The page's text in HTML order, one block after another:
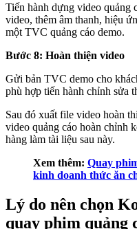
Tiến hành dựng video quảng
video, thêm âm thanh, hiệu
một TVC quảng cáo demo.
Bước 8: Hoàn thiện video
Gửi bản TVC demo cho
phù hợp tiến hành chỉnh sửa
Sau đó xuất file video hoàn
video quảng cáo hoàn chỉnh
hàng làm tài liệu sau này.
Xem thêm: Quay
kinh doanh thức ăn
Lý do nên chọn
quay phim quảng